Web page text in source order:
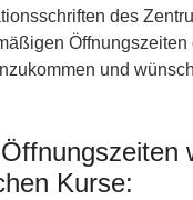
des
Öffnungszeiten
und
Kurse: